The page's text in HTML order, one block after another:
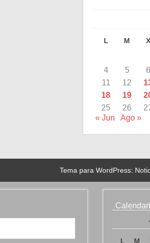
L M X
4
5 6
11
12
18
19
25
26
« Jun
Ago »
Tema para WordPress:
L M